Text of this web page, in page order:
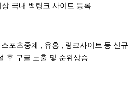
국내 백링크 사이트 등록
포츠중계 , 유흥 , 링크사이트 등 신규
후 구글 노출 및 순위상승